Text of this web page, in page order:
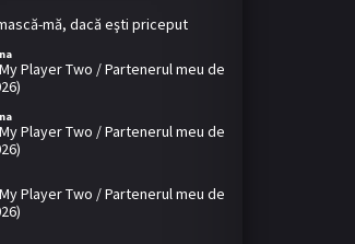
mă, dacă eşti priceput
Player Two / Partenerul meu de
Player Two / Partenerul meu de
Player Two / Partenerul meu de